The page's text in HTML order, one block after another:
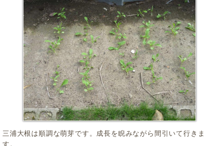
三浦大根は順調な萌芽です。成長を睨みながら間引いて行きま
す。